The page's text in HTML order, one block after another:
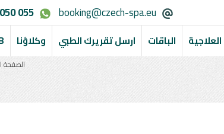
booking@czech-spa.eu
055
الباقات ارسل تقريرك الطبي وكلاؤنا
الصفحة